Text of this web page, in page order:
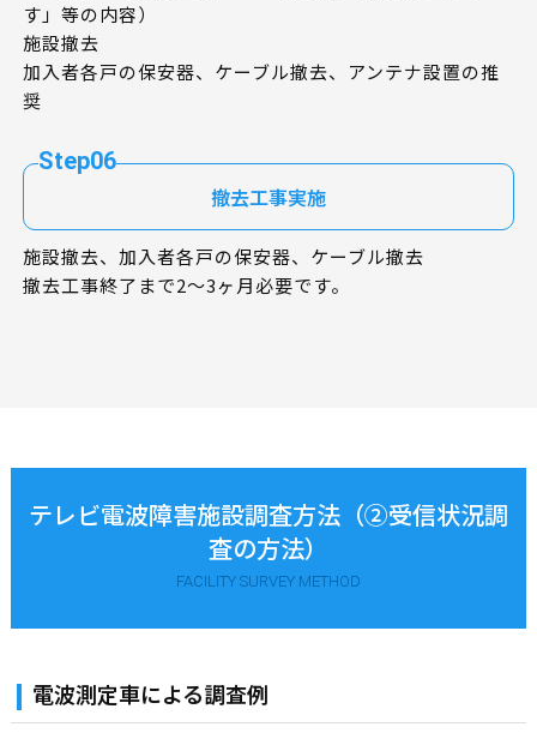
す」等の内容）
施設撤去
加入者各戸の保安器、ケーブル撤去、アンテナ設置の推
奨
Step06
撤去工事実施
施設撤去、加入者各戸の保安器、ケーブル撤去
撤去工事終了まで2～3ヶ月必要です。
テレビ電波障害施設調査方法（②受信状況調
査の方法）
FACILITY SURVEY METHOD
電波測定車による調査例